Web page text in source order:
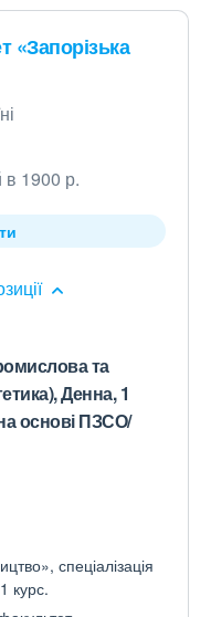
«Запорізька
1900 р.
та
Денна, 1
основі ПЗСО/
спеціалізація
курс.